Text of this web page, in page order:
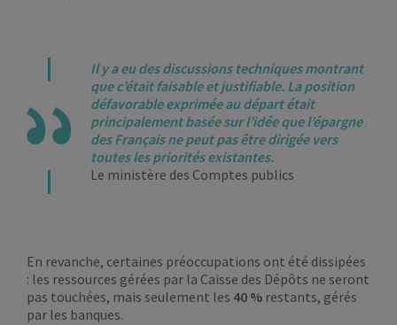
Il y a eu des discussions techniques montrant
que c’était faisable et justifiable. La position
défavorable exprimée au départ était
principalement basée sur l’idée que l’épargne
des Français ne peut pas être dirigée vers
toutes les priorités existantes.
Le ministère des Comptes publics
En revanche, certaines préoccupations ont été dissipées
: les ressources gérées par la Caisse des Dépôts ne seront
pas touchées, mais seulement les 40 % restants, gérés
par les banques.